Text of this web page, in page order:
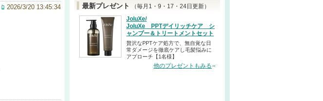
2026/3/20 13:45:34 最新プレゼント
（毎月1・9・17・24日更新）
JoluXe/
JoluXe PPTデイリッチケア シ
ャンプー＆トリートメントセット
贅沢なPPTケア処方で、無自覚な日
常ダメージを徹底ケアし毛髪悩みに
アプローチ【1名様】
他のプレゼントもみる